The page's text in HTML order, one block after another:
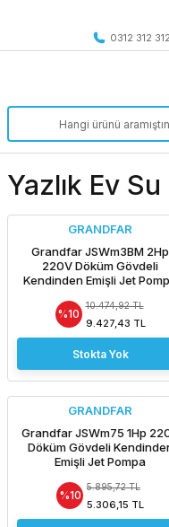
0312 312
Yazlık Ev
GRANDFAR
Grandfar JSWm3BM 2Hp
220V Döküm Gövdeli
Kendinden Emişli Jet
%10
10.474,92 TL
9.427,43 TL
Stokta Yok
GRANDFAR
Grandfar JSWm75 1Hp
Döküm Gövdeli
Emişli Jet Pompa
%10
5.895,72 TL
5.306,15 TL